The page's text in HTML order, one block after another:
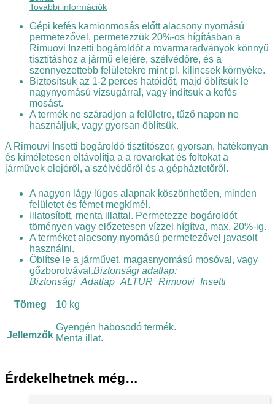
További információk
Gépi kefés kamionmosás előtt alacsony nyomású
permetezővel, permetezzük 20%-os hígításban a
Rimuovi Inzetti bogároldót a rovarmaradványok könnyű
tisztításhoz a jármű elejére, szélvédőre, és a
szennyezettebb felületekre mint pl. kilincsek környéke.
Biztosítsuk az 1-2 perces hatóidőt, majd öblítsük le
nagynyomású vízsugárral, vagy indítsuk a kefés
mosást.
A termék ne száradjon a felületre, tűző napon ne
használjuk, vagy gyorsan öblítsük.
A Rimouvi Insetti bogároldó tisztítószer, gyorsan, hatékonyan
és kíméletesen eltávolítja a a rovarokat és foltokat a
járművek elejéről, a szélvédőről és a gépháztetőről.
A nagyon lágy lúgos alapnak köszönhetően, minden
felületet és fémet megkímél.
Illatosított, menta illattal. Permetezze bogároldót
töményen vagy előzetesen vízzel hígítva, max. 20%-ig.
A terméket alacsony nyomású permetezővel javasolt
használni.
Öblítse le a járművet, magasnyomású mosóval, vagy
gőzborotvával.Biztonsági adatlap:
Biztonsági_Adatlap_ALTUR_Rimuovi_Insetti
Tömeg 10 kg
Jellemzők
Gyengén habosodó termék.
Menta illat.
Érdekelhetnek még…